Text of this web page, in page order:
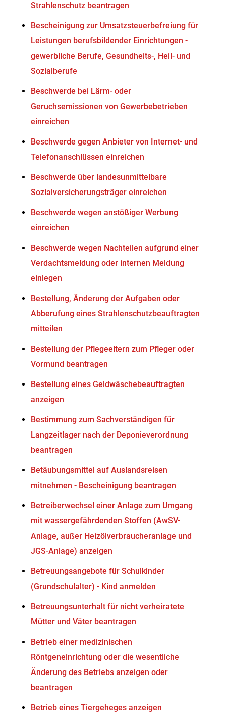
Strahlenschutz beantragen
Bescheinigung zur Umsatzsteuerbefreiung für
Leistungen berufsbildender Einrichtungen -
gewerbliche Berufe, Gesundheits-, Heil- und
Sozialberufe
Beschwerde bei Lärm- oder
Geruchsemissionen von Gewerbebetrieben
einreichen
Beschwerde gegen Anbieter von Internet- und
Telefonanschlüssen einreichen
Beschwerde über landesunmittelbare
Sozialversicherungsträger einreichen
Beschwerde wegen anstößiger Werbung
einreichen
Beschwerde wegen Nachteilen aufgrund einer
Verdachtsmeldung oder internen Meldung
einlegen
Bestellung, Änderung der Aufgaben oder
Abberufung eines Strahlenschutzbeauftragten
mitteilen
Bestellung der Pflegeeltern zum Pfleger oder
Vormund beantragen
Bestellung eines Geldwäschebeauftragten
anzeigen
Bestimmung zum Sachverständigen für
Langzeitlager nach der Deponieverordnung
beantragen
Betäubungsmittel auf Auslandsreisen
mitnehmen - Bescheinigung beantragen
Betreiberwechsel einer Anlage zum Umgang
mit wassergefährdenden Stoffen (AwSV-
Anlage, außer Heizölverbraucheranlage und
JGS-Anlage) anzeigen
Betreuungsangebote für Schulkinder
(Grundschulalter) - Kind anmelden
Betreuungsunterhalt für nicht verheiratete
Mütter und Väter beantragen
Betrieb einer medizinischen
Röntgeneinrichtung oder die wesentliche
Änderung des Betriebs anzeigen oder
beantragen
Betrieb eines Tiergeheges anzeigen